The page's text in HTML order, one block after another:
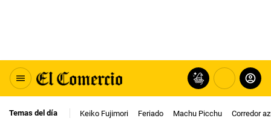
Temas del día Keiko Fujimori Feriado Machu Picchu Corredor